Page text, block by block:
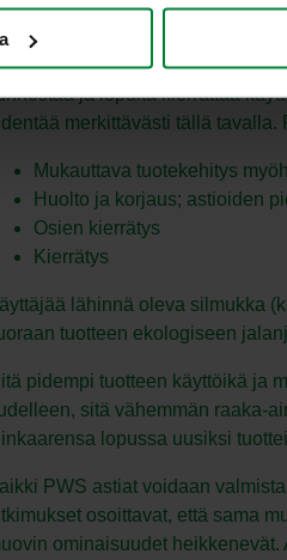
kiertotalous on
alusta alkaen niin, että
ja lopulta kierrättää
merkittävästi tällä
Mukauttava tuotekehitys
Huolto ja korjaus; astioiden
Osien kierrätys
Kierrätys
lähinnä oleva silmukka
tuotteen ekologiseen
pidempi tuotteen käyttöikä ja
sitä vähemmän raaka-
lopussa uusiksi
PWS astiat voidaan
osoittavat, että sama
ominaisuudet